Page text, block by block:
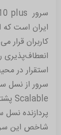
ایران است که
کاربران قرار
انعطاف‌پذیری
استقرار در
پردازنده
شاخص این